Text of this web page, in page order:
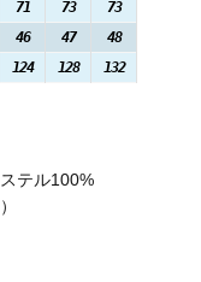
71 73
73
46 47
48
124 128 132
テル100%